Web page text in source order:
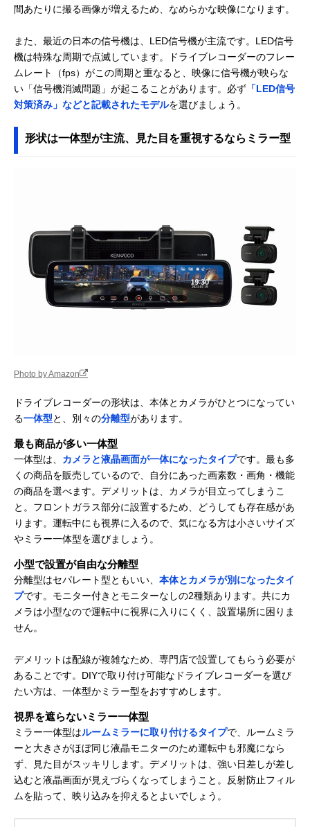
間あたりに撮る画像が増えるため、なめらかな映像になります。
また、最近の日本の信号機は、LED信号機が主流です。LED信号
機は特殊な周期で点滅しています。ドライブレコーダーのフレー
ムレート（fps）がこの周期と重なると、映像に信号機が映らな
い「信号機消滅問題」が起こることがあります。必ず 「LED信号
対策済み」などと記載されたモデルを選びましょう。
形状は一体型が主流、見た目を重視するならミラー型
Photo by Amazon
ドライブレコーダーの形状は、本体とカメラがひとつになってい
る一体型と、別々の分離型があります。
最も商品が多い一体型
一体型は、 カメラと液晶画面が一体になったタイプです。最も多
くの商品を販売しているので、自分にあった画素数・画角・機能
の商品を選べます。デメリットは、カメラが目立ってしまうこ
と。フロントガラス部分に設置するため、どうしても存在感があ
ります。運転中にも視界に入るので、気になる方は小さいサイズ
やミラー一体型を選びましょう。
小型で設置が自由な分離型
分離型はセパレート型ともいい、 本体とカメラが別になったタイ
プです。モニター付きとモニターなしの2種類あります。共にカ
メラは小型なので運転中に視界に入りにくく、設置場所に困りま
せん。
デメリットは配線が複雑なため、専門店で設置してもらう必要が
あることです。DIYで取り付け可能なドライブレコーダーを選び
たい方は、一体型かミラー型をおすすめします。
視界を遮らないミラー一体型
ミラー一体型はルームミラーに取り付けるタイプで、ルームミラ
ーと大きさがほぼ同じ液晶モニターのため運転中も邪魔になら
ず、見た目がスッキリします。デメリットは、強い日差しが差し
込むと液晶画面が見えづらくなってしまうこと。反射防止フィル
ムを貼って、映り込みを抑えるとよいでしょう。